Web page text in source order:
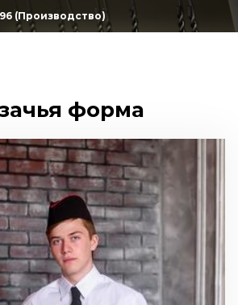
(Производство)
форма